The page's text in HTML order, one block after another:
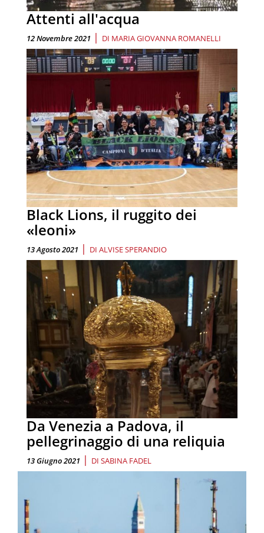
Attenti all'acqua
12 Novembre 2021 | DI MARIA GIOVANNA ROMANELLI
Black Lions, il ruggito dei
«leoni»
13 Agosto 2021 | DI ALVISE SPERANDIO
Da Venezia a Padova, il
pellegrinaggio di una reliquia
13 Giugno 2021 | DI SABINA FADEL